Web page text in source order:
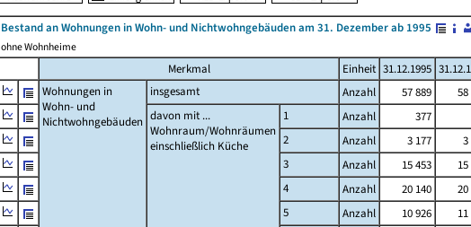
Bestand an Wohnungen in Wohn- und Nichtwohngebäuden am 31. Dezember ab 1995
ohne Wohnheime
Merkmal Einheit 31.12.1995
Wohnungen in
Wohn- und
Nichtwohngebäuden
insgesamt Anzahl 57 889
58
davon mit ...
Wohnraum/Wohnräumen
einschließlich Küche
1 Anzahl
377
2
Anzahl 3 177
3
3
Anzahl 15 453
4
Anzahl 20 140
20
5
Anzahl 10 926